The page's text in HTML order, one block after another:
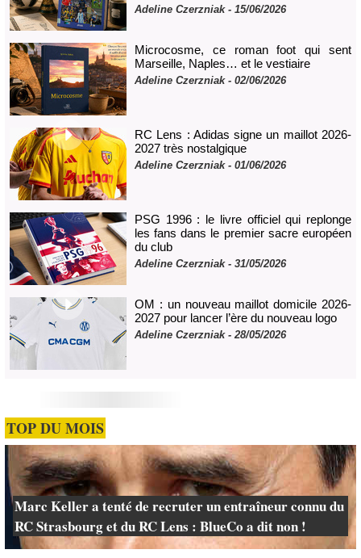
Adeline Czerzniak- 15/06/2026
Microcosme, ce roman foot qui sent
Marseille, Naples… et le vestiaire
Adeline Czerzniak- 02/06/2026
RC Lens : Adidas signe un maillot 2026-
2027 très nostalgique
Adeline Czerzniak- 01/06/2026
PSG 1996 : le livre officiel qui replonge
les fans dans le premier sacre européen
du club
Adeline Czerzniak- 31/05/2026
OM : un nouveau maillot domicile 2026-
2027 pour lancer l’ère du nouveau logo
Adeline Czerzniak- 28/05/2026
TOP DU MOIS
Marc Keller a tenté de recruter un entraîneur connu du
RC Strasbourg et du RC Lens : BlueCo a dit non !